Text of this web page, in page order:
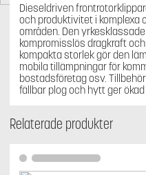
Dieseldriven
och produktivitet i komplexa
områden. Den
kompromisslös dragkraft
kompakta storlek gör den
mobila tillämpningar för
bostadsföretag osv.
fällbar plog och hytt ger
Relaterade produkter